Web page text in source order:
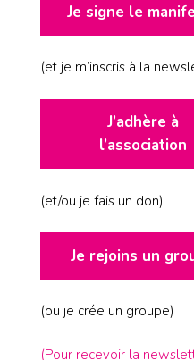
Je signe le
(et je m’inscris à la
J’adhère à
l’association
(et/ou je fais un don)
Je rejoins un
(ou je crée un groupe)
(Pour recevoir la